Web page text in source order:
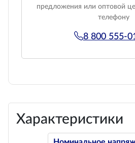
предложения или оптовой
телефону
8 800 555-
Характеристики